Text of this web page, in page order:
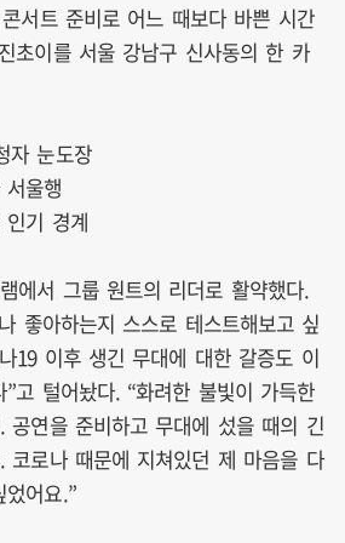
서트 준비로 어느 때보다 바쁜 시간
초이를 서울 강남구 신사동의 한 카
자 눈도장
울행
기 경계
에서 그룹 원트의 리더로 활약했다.
좋아하는지 스스로 테스트해보고 싶
19 이후 생긴 무대에 대한 갈증도 이
고 털어놨다. “화려한 불빛이 가득한
공연을 준비하고 무대에 섰을 때의 긴
코로나 때문에 지쳐있던 제 마음을 다
어요.”